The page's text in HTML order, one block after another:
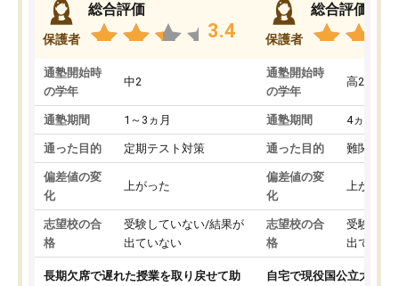
保護者
総合評価
3.4
通塾開始時
の学年
中2
通塾期間 1～3ヵ月
通った目的 定期テスト対策
偏差値の変
化
上がった
志望校の合
格
受験していない/結果が
出ていない
長期欠席で遅れた授業を取り戻せて助
保護者
総合評価
通塾開始時
の学年
高2
通塾期間 4ヵ月～1
通った目的 難関私立
偏差値の変
化
上がった
志望校の合
格
受験して
出ていな
自宅で現役国公立大学生